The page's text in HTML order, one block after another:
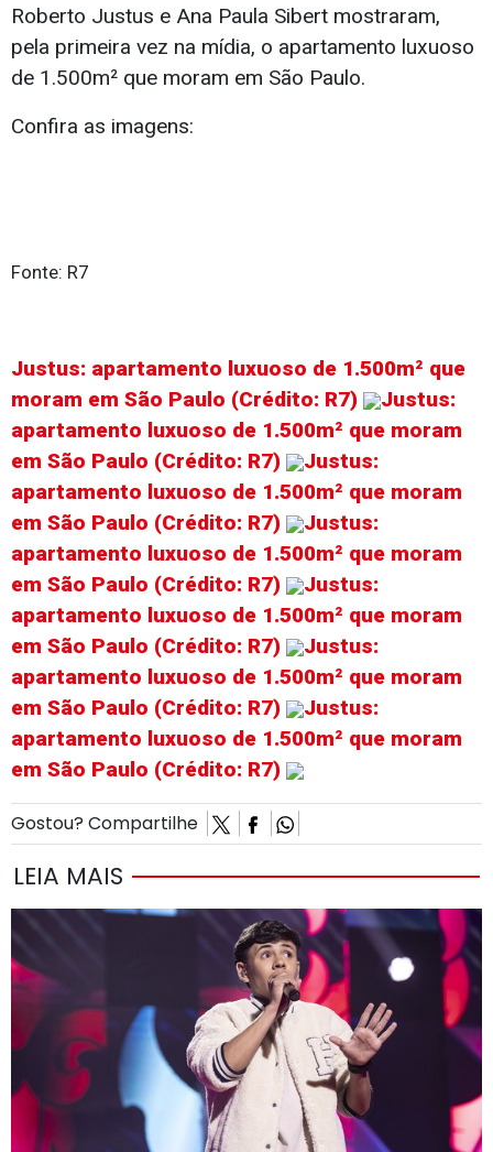
Roberto Justus e Ana Paula Sibert mostraram,
pela primeira vez na mídia, o apartamento luxuoso
de 1.500m² que moram em São Paulo.
Confira as imagens:
Fonte: R7
Justus: apartamento luxuoso de 1.500m² que
moram em São Paulo (Crédito: R7)
Justus:
apartamento luxuoso de 1.500m² que moram
em São Paulo (Crédito: R7)
Justus:
apartamento luxuoso de 1.500m² que moram
em São Paulo (Crédito: R7)
Justus:
apartamento luxuoso de 1.500m² que moram
em São Paulo (Crédito: R7)
Justus:
apartamento luxuoso de 1.500m² que moram
em São Paulo (Crédito: R7)
Justus:
apartamento luxuoso de 1.500m² que moram
em São Paulo (Crédito: R7)
Justus:
apartamento luxuoso de 1.500m² que moram
em São Paulo (Crédito: R7)
Gostou? Compartilhe
LEIA MAIS